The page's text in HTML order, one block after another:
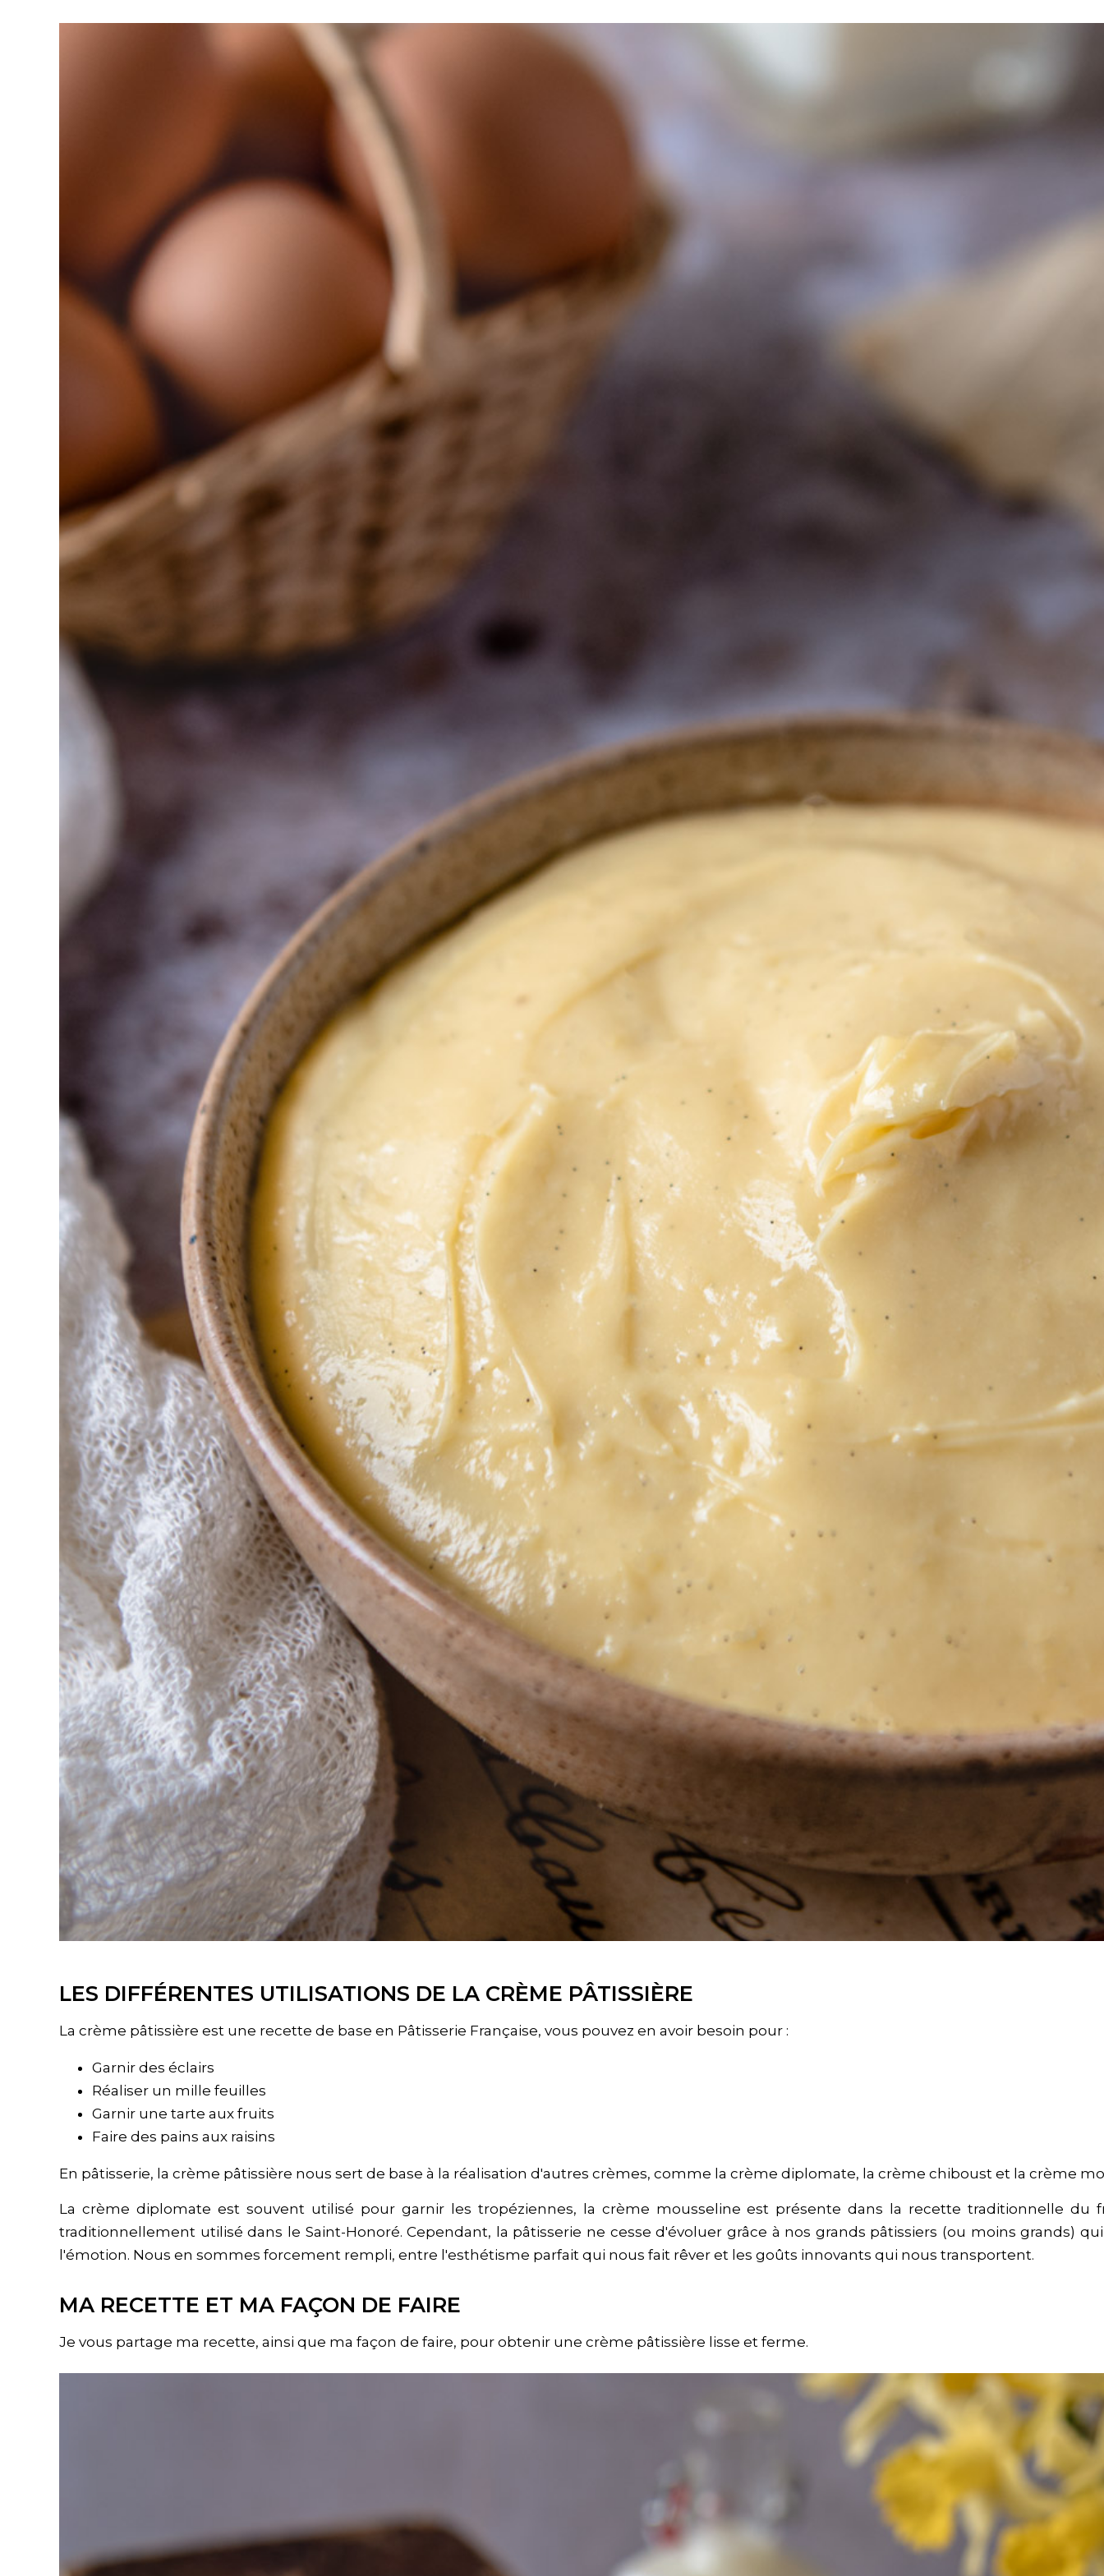
LES DIFFÉRENTES UTILISATIONS DE LA CRÈME PÂTISSIÈRE
La crème pâtissière est une recette de base en Pâtisserie Française, vous pouvez en avoir besoin pour :
Garnir des éclairs
Réaliser un mille feuilles
Garnir une tarte aux fruits
Faire des pains aux raisins
En pâtisserie, la crème pâtissière nous sert de base à la réalisation d'autres crèmes, comme la crème diplomate, la crème chiboust et la crème
La crème diplomate est souvent utilisé pour garnir les tropéziennes, la crème mousseline est présente dans la recette traditionnelle du
traditionnellement utilisé dans le Saint-Honoré. Cependant, la pâtisserie ne cesse d'évoluer grâce à nos grands pâtissiers (ou moins grands)
l'émotion. Nous en sommes forcement rempli, entre l'esthétisme parfait qui nous fait rêver et les goûts innovants qui nous transportent.
MA RECETTE ET MA FAÇON DE FAIRE
Je vous partage ma recette, ainsi que ma façon de faire, pour obtenir une crème pâtissière lisse et ferme.